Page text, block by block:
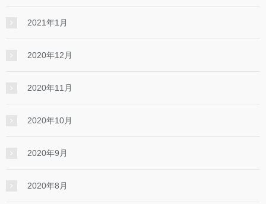
2021年1月
2020年12月
2020年11月
2020年10月
2020年9月
2020年8月